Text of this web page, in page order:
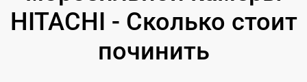
HITACHI - Сколько стоит
починить